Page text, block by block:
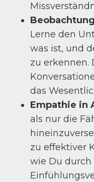
Lerne den
was ist, und
zu erkennen.
das
Empathie in
als nur die
zu effektiver
wie Du durch